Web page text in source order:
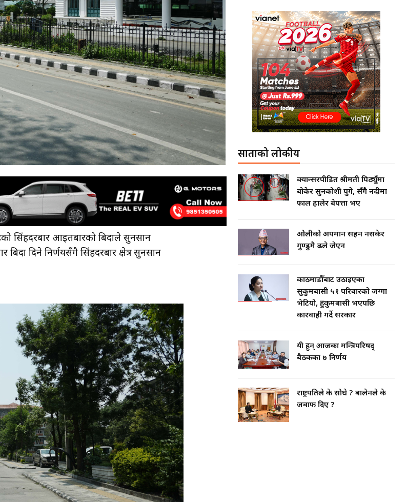
सिंहदरबार आइतबारको बिदाले सुनसान
दिने निर्णयसँगै सिंहदरबार क्षेत्र सुनसान
साताको लोकप्रीय
क्यान्सरपीडित श्रीमती पिठ्युँमा
बोकेर सुनकोशी पुगे, सँगै नदीमा
फाल हालेर बेपत्ता भए
ओलीको अपमान सहन नसकेर
गुण्डुमै ढले जेएन
काठमाडौँबाट उठाइएका
सुकुमबासी ५१ परिवारको जग्गा
भेटियो, हुकुमबासी भएपछि
कारवाही गर्दै सरकार
यी हुन् आजका मन्त्रिपरिषद्
बैठकका ७ निर्णय
राष्ट्रपतिले के सोधे ? बालेनले के
जवाफ दिए ?